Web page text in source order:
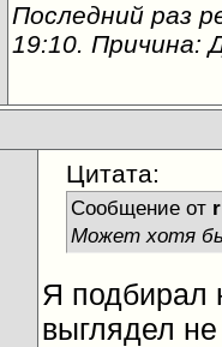
Последний раз
19:10. Причина:
Цитата:
Сообщение от
Может хотя бы
Я подбирал
выглядел